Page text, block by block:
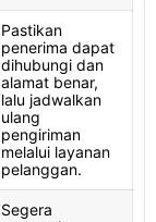
Pastikan
penerima dapat
dihubungi dan
alamat benar,
lalu jadwalkan
ulang
pengiriman
melalui layanan
pelanggan.
Segera